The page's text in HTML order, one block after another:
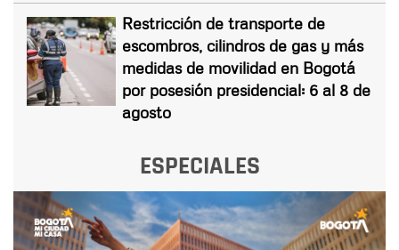
Restricción de transporte de
escombros, cilindros de gas y más
medidas de movilidad en Bogotá
por posesión presidencial: 6 al 8 de
agosto
ESPECIALES